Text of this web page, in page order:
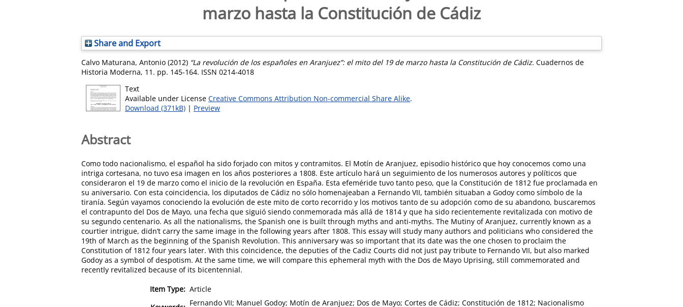
marzo hasta la Constitución de Cádiz
Share and Export
Calvo Maturana, Antonio (2012) “La revolución de los españoles en Aranjuez”: el mito del 19 de marzo hasta la Constitución de Cádiz. Cuadernos de
Historia Moderna, 11. pp. 145-164. ISSN 0214-4018
Text
Available under License Creative Commons Attribution Non-commercial Share Alike.
Download (371kB) | Preview
Abstract
Como todo nacionalismo, el español ha sido forjado con mitos y contramitos. El Motín de Aranjuez, episodio histórico que hoy conocemos como una
intriga cortesana, no tuvo esa imagen en los años posteriores a 1808. Este artículo hará un seguimiento de los numerosos autores y políticos que
consideraron el 19 de marzo como el inicio de la revolución en España. Esta efeméride tuvo tanto peso, que la Constitución de 1812 fue proclamada en
su aniversario. Con esta coincidencia, los diputados de Cádiz no sólo homenajeaban a Fernando VII, también situaban a Godoy como símbolo de la
tiranía. Según vayamos conociendo la evolución de este mito de corto recorrido y los motivos tanto de su adopción como de su abandono, buscaremos
el contrapunto del Dos de Mayo, una fecha que siguió siendo conmemorada más allá de 1814 y que ha sido recientemente revitalizada con motivo de
su segundo centenario. As all the nationalisms, the Spanish one is built through myths and anti-myths. The Mutiny of Aranjuez, currently known as a
courtier intrigue, didn’t carry the same image in the following years after 1808. This essay will study many authors and politicians who considered the
19th of March as the beginning of the Spanish Revolution. This anniversary was so important that its date was the one chosen to proclaim the
Constitution of 1812 four years later. With this coincidence, the deputies of the Cadiz Courts did not just pay tribute to Fernando VII, but also marked
Godoy as a symbol of despotism. At the same time, we will compare this ephemeral myth with the Dos de Mayo Uprising, still commemorated and
recently revitalized because of its bicentennial.
Item Type: Article
Fernando VII; Manuel Godoy; Motín de Aranjuez; Dos de Mayo; Cortes de Cádiz; Constitución de 1812; Nacionalismo